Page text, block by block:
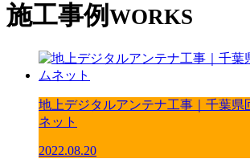
施工事例 WORKS
地上デジタルアンテナ工事｜千葉県
ネット
2022.08.20